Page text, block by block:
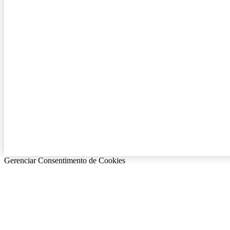
Gerenciar Consentimento de Cookies